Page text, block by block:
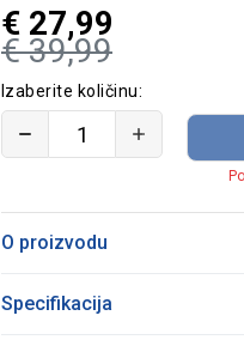
€ 39,99
€ 27,99
Izaberite količinu:
O proizvodu
Specifikacija